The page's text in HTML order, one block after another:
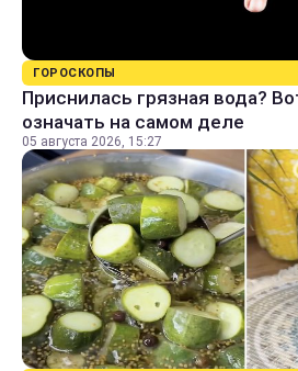
ГОРОСКОПЫ
Приснилась грязная вода?
означать на самом деле
05 августа 2026, 15:27